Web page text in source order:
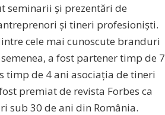
seminarii și prezentări de
și tineri profesioniști.
cele mai cunoscute branduri
a fost partener timp de 7
timp de 4 ani asociația de tineri
premiat de revista Forbes ca
sub 30 de ani din România.